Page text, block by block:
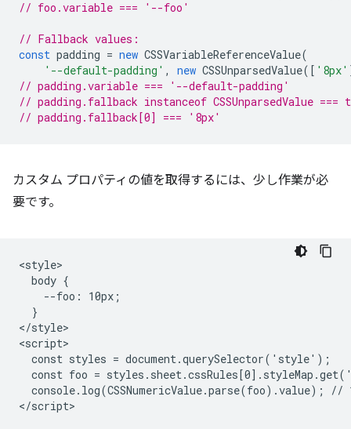
// foo.variable === '--foo'
// Fallback values:
const padding = new CSSVariableReferenceValue(
'--default-padding' , new CSSUnparsedValue([ '8px'
// padding.variable === '--default-padding'
// padding.fallback instanceof CSSUnparsedValue ===
// padding.fallback[0] === '8px'
カスタム プロパティの値を取得するには、少し作業が必
要です。
<style>
  body {
    --foo: 10px;
  }
</style>
<script>
  const styles = document.querySelector('style');
const foo =
console.log(CSSNumericValue.parse(foo).value); //